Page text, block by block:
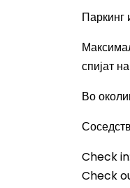
Паркинг
спијат
Во
Check in:
Check